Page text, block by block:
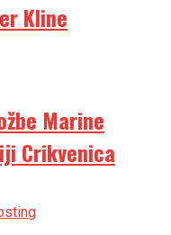
Kline
Marine
Crikvenica